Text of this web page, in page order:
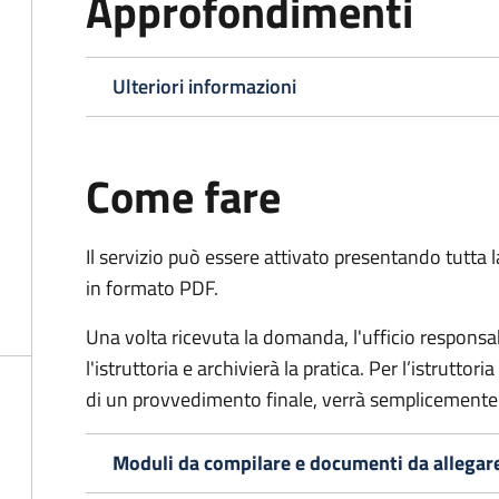
Ulteriori informazioni
Come fare
Il servizio può essere attivato presentando
in formato PDF.
Una volta ricevuta la domanda, l'ufficio
l'istruttoria e archivierà la pratica. Per
di un provvedimento finale, verrà
Moduli da compilare e documenti da